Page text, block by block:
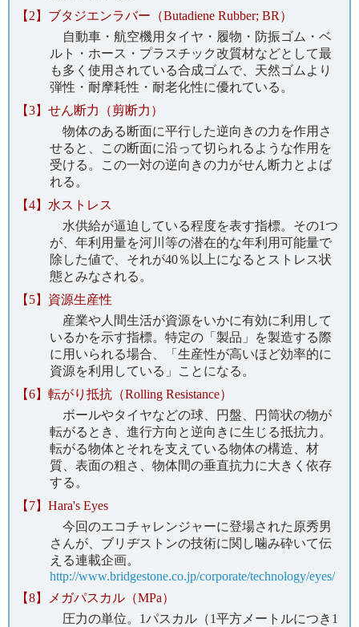
【2】ブタジエンラバー（Butadiene Rubber; BR）
自動車・航空機用タイヤ・履物・防振ゴム・ベ
ルト・ホース・プラスチック改質材などとして最
も多く使用されている合成ゴムで、天然ゴムより
弾性・耐摩耗性・耐老化性に優れている。
【3】せん断力（剪断力）
物体のある断面に平行した逆向きの力を作用さ
せると、この断面に沿って切られるような作用を
受ける。この一対の逆向きの力がせん断力とよば
れる。
【4】水ストレス
水供給が逼迫している程度を表す指標。その1つ
が、年利用量を河川等の潜在的な年利用可能量で
除した値で、それが40％以上になるとストレス状
態とみなされる。
【5】資源生産性
産業や人間生活が資源をいかに有効に利用して
いるかを示す指標。特定の「製品」を製造する際
に用いられる場合、「生産性が高いほど効率的に
資源を利用している」ことになる。
【6】転がり抵抗（Rolling Resistance）
ボールやタイヤなどの球、円盤、円筒状の物が
転がるとき、進行方向と逆向きに生じる抵抗力。
転がる物体とそれを支えている物体の構造、材
質、表面の粗さ、物体間の垂直抗力に大きく依存
する。
【7】Hara's Eyes
今回のエコチャレンジャーに登場された原秀男
さんが、ブリヂストンの技術に関し噛み砕いて伝
える連載企画。
http://www.bridgestone.co.jp/corporate/technology/eyes/
【8】メガパスカル（MPa）
圧力の単位。1パスカル（1平方メートルにつき1